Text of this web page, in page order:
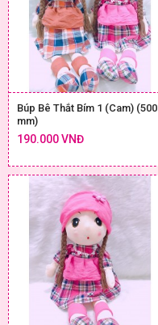
Búp Bê Thắt Bím 1 (Cam) (500
mm)
190.000 VNĐ